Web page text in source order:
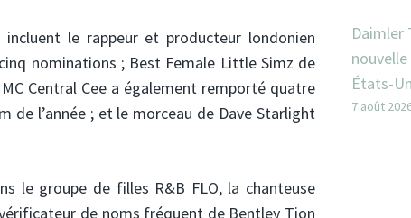
le rappeur et producteur londonien
nominations ; Best Female Little Simz de
Central Cee a également remporté quatre
de l’année ; et le morceau de Dave Starlight
le groupe de filles R&B FLO, la chanteuse
de noms fréquent de Bentley Tion
Daimler
États-
7 août